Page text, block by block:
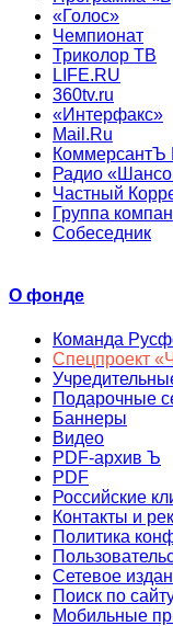
«Голос»
Чемпионат
Триколор ТВ
LIFE.RU
360tv.ru
«Интерфакс»
Mail.Ru
КоммерсантЪ
Радио
Частный
Группа
Собеседник
О фонде
Команда
Спецпроект
Подарочные
Баннеры
Видео
PDF-архив Ъ
PDF
Российские
Контакты и
Политика
Сетевое
Поиск по
Мобильные